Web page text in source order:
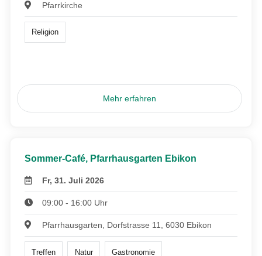
Pfarrkirche
Religion
Mehr erfahren
Sommer-Café, Pfarrhausgarten Ebikon
Fr, 31. Juli 2026
09:00 - 16:00 Uhr
Pfarrhausgarten, Dorfstrasse 11, 6030 Ebikon
Treffen Natur Gastronomie